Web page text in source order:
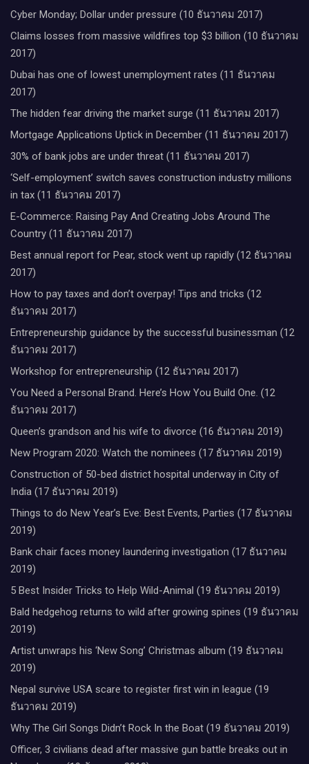
Cyber Monday; Dollar under pressure (10 ธันวาคม 2017)
Claims losses from massive wildfires top $3 billion (10 ธันวาคม
2017)
Dubai has one of lowest unemployment rates (11 ธันวาคม
2017)
The hidden fear driving the market surge (11 ธันวาคม 2017)
Mortgage Applications Uptick in December (11 ธันวาคม 2017)
30% of bank jobs are under threat (11 ธันวาคม 2017)
‘Self-employment’ switch saves construction industry millions
in tax (11 ธันวาคม 2017)
E-Commerce: Raising Pay And Creating Jobs Around The
Country (11 ธันวาคม 2017)
Best annual report for Pear, stock went up rapidly (12 ธันวาคม
2017)
How to pay taxes and don’t overpay! Tips and tricks (12
ธันวาคม 2017)
Entrepreneurship guidance by the successful businessman (12
ธันวาคม 2017)
Workshop for entrepreneurship (12 ธันวาคม 2017)
You Need a Personal Brand. Here’s How You Build One. (12
ธันวาคม 2017)
Queen’s grandson and his wife to divorce (16 ธันวาคม 2019)
New Program 2020: Watch the nominees (17 ธันวาคม 2019)
Construction of 50-bed district hospital underway in City of
India (17 ธันวาคม 2019)
Things to do New Year’s Eve: Best Events, Parties (17 ธันวาคม
2019)
Bank chair faces money laundering investigation (17 ธันวาคม
2019)
5 Best Insider Tricks to Help Wild-Animal (19 ธันวาคม 2019)
Bald hedgehog returns to wild after growing spines (19 ธันวาคม
2019)
Artist unwraps his ‘New Song’ Christmas album (19 ธันวาคม
2019)
Nepal survive USA scare to register first win in league (19
ธันวาคม 2019)
Why The Girl Songs Didn’t Rock In the Boat (19 ธันวาคม 2019)
Officer, 3 civilians dead after massive gun battle breaks out in